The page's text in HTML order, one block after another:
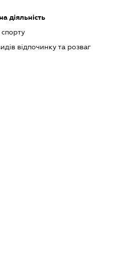
діяльність
спорту
відпочинку та розваг